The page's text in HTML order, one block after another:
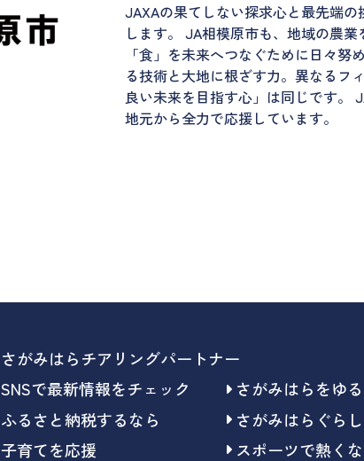
JAXAの果てしない探求心と最先端
します。 JA相模原市も、地域の農
「食」を未来へつなぐために日々努
る技術と大地に根ざす力。異なるフ
良い未来を目指す心」は同じです。
地元から全力で応援しています。
さがみはらチアリングパートナー
SNSで最新情報をチェック
さがみはらをゆ
ふるさと納税するなら
さがみはらぐら
子育てを応援
スポーツで熱く